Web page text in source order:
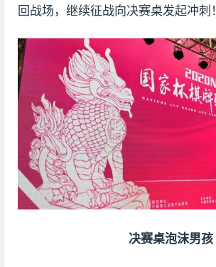
回战场，继续征战向决赛桌发起冲刺！
决赛桌泡沫男孩